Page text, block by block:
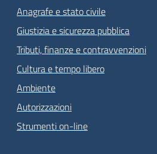
Anagrafe e stato civile
Giustizia e sicurezza pubblica
Tributi, finanze e contravvenzioni
Cultura e tempo libero
Ambiente
Autorizzazioni
Strumenti on-line